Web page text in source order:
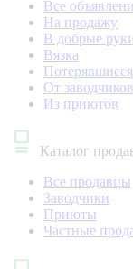
Все
На продажу
В добрые
Вязка
Потерявшиеся
От заводчиков
Из приютов
Каталог
Все продавцы
Заводчики
Приюты
Частные